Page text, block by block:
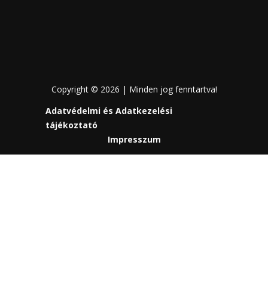
Copyright © 2026 | Minden jog fenntartva!
Adatvédelmi és Adatkezelési
tájékoztató
Impresszum